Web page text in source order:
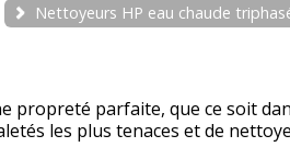
Nettoyeurs HP eau chaude
parfaite, que ce soit
les plus tenaces et de